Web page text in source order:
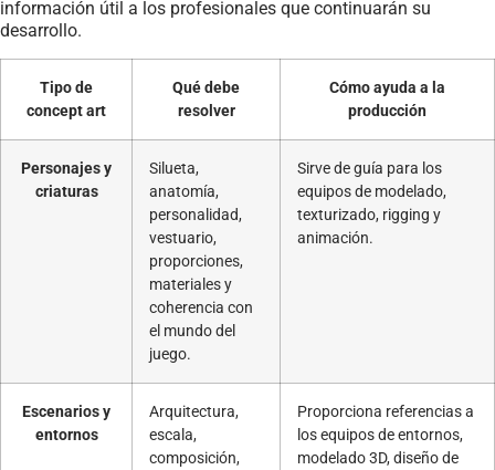
información útil a los profesionales que continuarán su
desarrollo.
Tipo de
concept art
Qué debe
resolver
Cómo ayuda a la
producción
Personajes y
criaturas
Silueta,
anatomía,
personalidad,
vestuario,
proporciones,
materiales y
coherencia con
el mundo del
juego.
Sirve de guía para los
equipos de modelado,
texturizado, rigging y
animación.
Escenarios y
entornos
Arquitectura,
escala,
composición,
Proporciona referencias a
los equipos de entornos,
modelado 3D, diseño de